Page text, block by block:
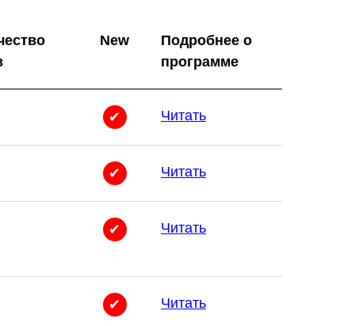
New
Подробнее о
программе
✔ Читать
✔ Читать
✔ Читать
✔ Читать